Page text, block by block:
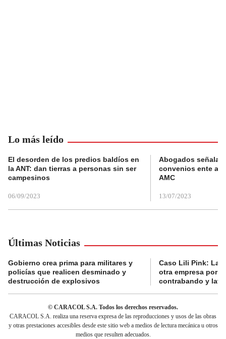
Lo más leído
El desorden de los predios baldíos en
la ANT: dan tierras a personas sin ser
campesinos
06/09/2023
Abogados
convenios ente
AMC
13/07/2023
Últimas Noticias
Gobierno crea prima para militares y
policías que realicen desminado y
destrucción de explosivos
Caso Lili Pink: La
otra empresa por
contrabando y
© CARACOL S.A. Todos los derechos reservados.
CARACOL S.A. realiza una reserva expresa de las reproducciones y usos de las obras
y otras prestaciones accesibles desde este sitio web a medios de lectura mecánica u otros
medios que resulten adecuados.